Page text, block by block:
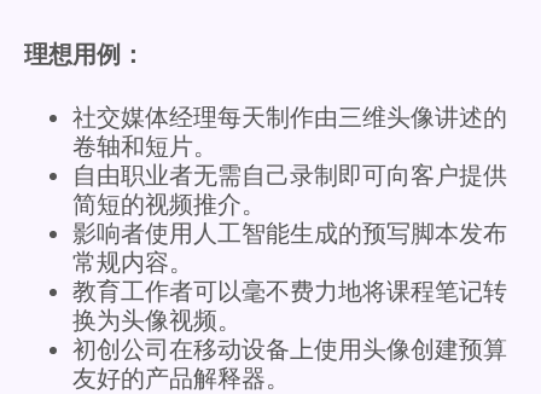
理想用例：
社交媒体经理每天制作由三维头像讲述的
卷轴和短片。
自由职业者无需自己录制即可向客户提供
简短的视频推介。
影响者使用人工智能生成的预写脚本发布
常规内容。
教育工作者可以毫不费力地将课程笔记转
换为头像视频。
初创公司在移动设备上使用头像创建预算
友好的产品解释器。